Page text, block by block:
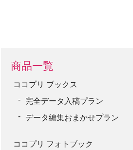
商品一覧
ココプリ ブックス
完全データ入稿プラン
データ編集おまかせプラン
ココプリ フォトブック